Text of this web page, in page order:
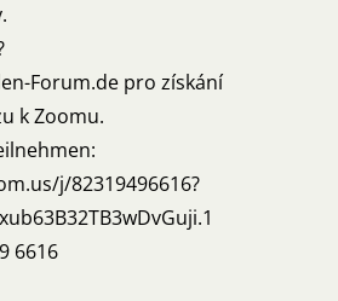
Forum.de pro získání
k Zoomu.
j/82319496616?
6616